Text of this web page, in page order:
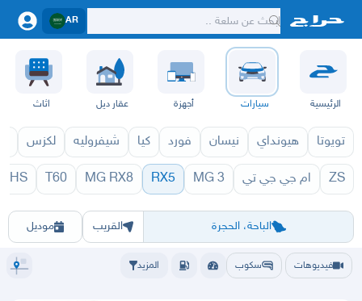
AR
الرئيسية سيارات أجهزة عقار ديل اثاث
تويوتا هيونداي نيسان فورد كيا شيفروليه لكزس
ZS ام جي جي تي MG 3
RX5
MG RX8
T60
HS
الباحة، الحجرة
الرياض جدهمكه ينبع تبوك القصيمحائل أبها الباحة
القريب موديل
1971 RX5 1970
فيديوهات سكوب المزيد